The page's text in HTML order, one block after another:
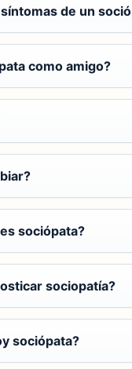
de un
como amigo?
sociópata?
sociopatía?
sociópata?